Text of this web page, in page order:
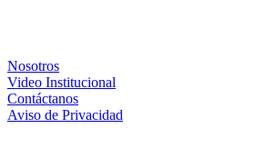
Nosotros
Video Institucional
Contáctanos
Aviso de Privacidad